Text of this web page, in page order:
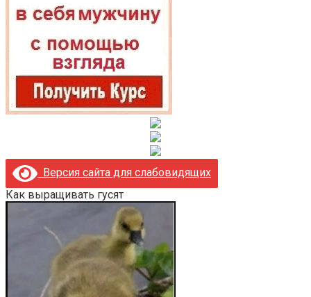
Версия сайта для слабовидящих
Как выращивать гусят